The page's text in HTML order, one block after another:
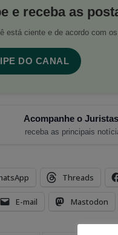
e receba as
está ciente e de acordo com os
DO CANAL
Acompanhe o
receba as principais
Threads
E-mail Mastodon